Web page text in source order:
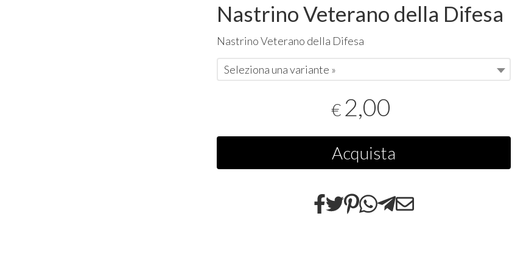
Nastrino Veterano della Difesa
Nastrino Veterano della Difesa
Seleziona una variante »
€ 2,00
Acquista